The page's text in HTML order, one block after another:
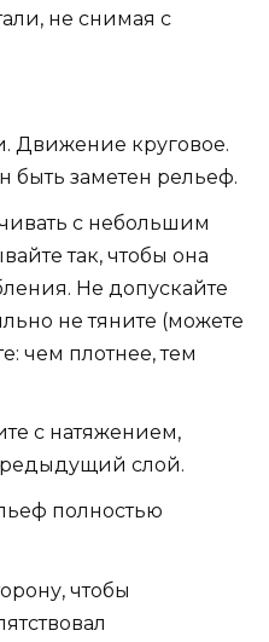
не снимая с
Движение круговое.
заметен рельеф.
с небольшим
так, чтобы она
Не допускайте
не тяните (можете
чем плотнее, тем
с натяжением,
слой.
полностью
чтобы